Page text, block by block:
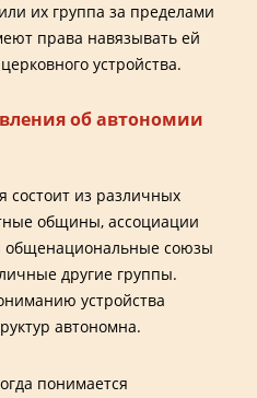
их группа за пределами
права навязывать ей
устройства.
об автономии
состоит из различных
общины, ассоциации
общенациональные союзы
другие группы.
устройства
автономна.
понимается